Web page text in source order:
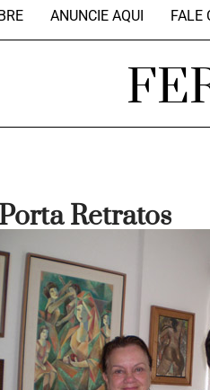
ANUNCIE AQUI FALE
Porta Retratos